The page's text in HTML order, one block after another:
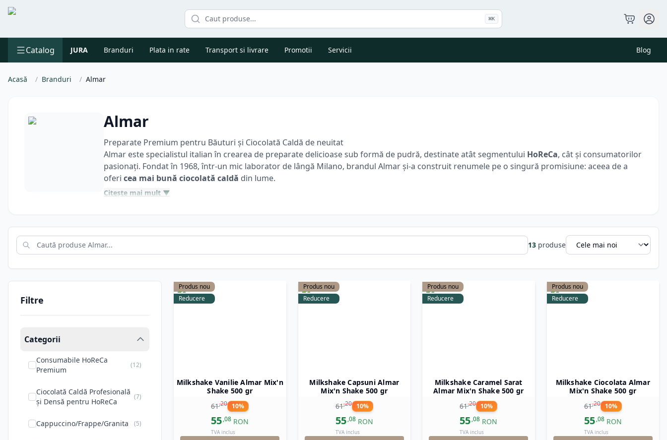
⌘K
Catalog JURA Branduri Plata in rate Transport si livrare Promotii Servicii Blog
Acasă / Branduri / Almar
Almar
Preparate Premium pentru Băuturi și Ciocolată Caldă de neuitat
Almar este specialistul italian în crearea de preparate delicioase sub formă de pudră, destinate atât segmentului HoReCa, cât și consumatorilor
pasionați. Fondat în 1968, într-un mic laborator de lângă Milano, brandul Almar și-a construit renumele pe o singură promisiune: aceea de a
oferi cea mai bună ciocolată caldă din lume.
De-a lungul a peste jumătate de secol, pasiunea inițială a evoluat într-o gamă extinsă de
Descoperă și tu secretulbăuturilor italienede excepție! Fie că îți dorești o ciocolată caldă reconfortantă sau un preparat rapid și delicios,
gama deproduse Almarde pe webcoffee.ro te așteaptă să o explorezi.
Citește mai mult ▼
13 produse
Filtre
Categorii
Consumabile HoReCa
Premium
(12)
Ciocolată Caldă Profesională
și Densă pentru HoReCa
(7)
Cappuccino/Frappe/Granita (5)
Produs nou
Reducere
Milkshake Vanilie Almar Mix'n
Shake 500 gr
61,20 10%
55,08 RON
TVA inclus
Produs nou
Reducere
Milkshake Capsuni Almar
Mix'n Shake 500 gr
61,20 10%
55,08 RON
TVA inclus
Produs nou
Reducere
Milkshake Caramel Sarat
Almar Mix'n Shake 500 gr
61,20 10%
55,08 RON
TVA inclus
Produs nou
Reducere
Milkshake Ciocolata Almar
Mix'n Shake 500 gr
61,20 10%
55,08 RON
TVA inclus